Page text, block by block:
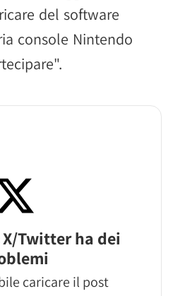
del software
console Nintendo
Twitter ha dei
caricare il post